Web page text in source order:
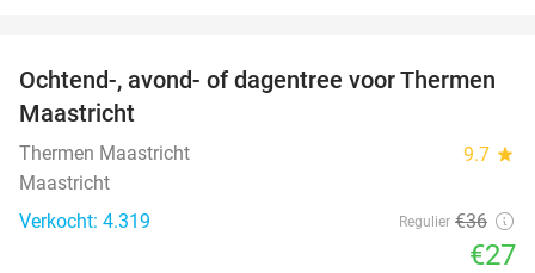
25%
Ochtend-, avond- of dagentree voor Thermen
Maastricht
Thermen Maastricht 9.7 star
Maastricht
Verkocht: 4.319
Regulier €36
€27